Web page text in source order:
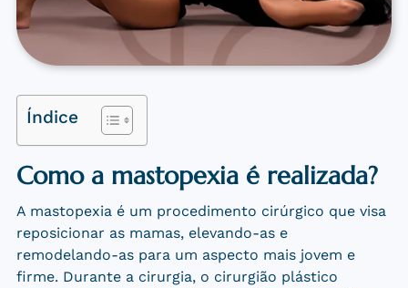
Índice
Como a mastopexia é realizada?
A mastopexia é um procedimento cirúrgico que visa
reposicionar as mamas, elevando-as e
remodelando-as para um aspecto mais jovem e
firme. Durante a cirurgia, o cirurgião plástico